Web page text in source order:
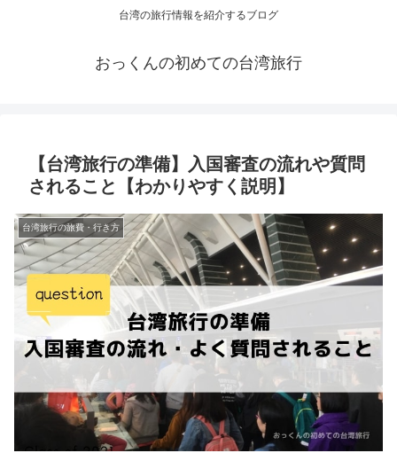
台湾の旅行情報を紹介するブログ
おっくんの初めての台湾旅行
【台湾旅行の準備】入国審査の流れや質問
されること【わかりやすく説明】
台湾旅行の旅費・行き方